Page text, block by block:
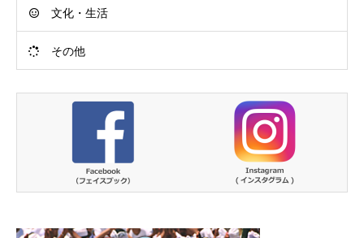
文化・生活
その他